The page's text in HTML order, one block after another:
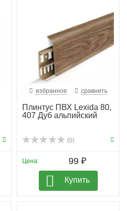
избранное сравнить
Плинтус ПВХ Lexida 80,
407 Дуб альпийский
(0)
Цена: 99 ₽
Купить